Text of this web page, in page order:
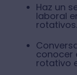
Haz un
laboral
rotativos.
conocer
rotativo